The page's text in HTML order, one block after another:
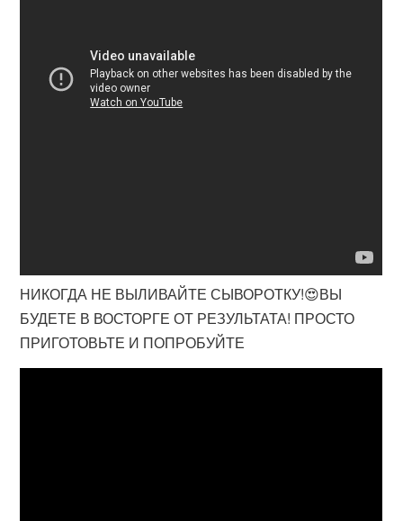
НИКОГДА НЕ ВЫЛИВАЙТЕ СЫВОРОТКУ!😍ВЫ
БУДЕТЕ В ВОСТОРГЕ ОТ РЕЗУЛЬТАТА! ПРОСТО
ПРИГОТОВЬТЕ И ПОПРОБУЙТЕ